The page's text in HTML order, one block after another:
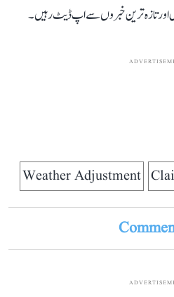
تازہ ترین خبروں سے اپ ڈیٹ رہیں۔
Weather Adjustment